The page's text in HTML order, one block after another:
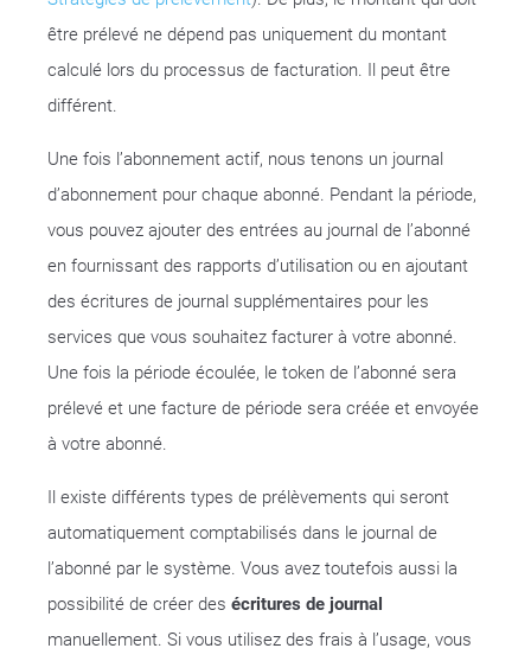
être prélevé ne dépend pas uniquement du montant
calculé lors du processus de facturation. Il peut être
différent.
Une fois l’abonnement actif, nous tenons un journal
d’abonnement pour chaque abonné. Pendant la période,
vous pouvez ajouter des entrées au journal de l’abonné
en fournissant des rapports d’utilisation ou en ajoutant
des écritures de journal supplémentaires pour les
services que vous souhaitez facturer à votre abonné.
Une fois la période écoulée, le token de l’abonné sera
prélevé et une facture de période sera créée et envoyée
à votre abonné.
Il existe différents types de prélèvements qui seront
automatiquement comptabilisés dans le journal de
l’abonné par le système. Vous avez toutefois aussi la
possibilité de créer des écritures de journal
manuellement. Si vous utilisez des frais à l’usage, vous